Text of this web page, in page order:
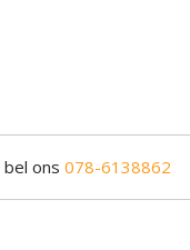
bel ons 078-6138862